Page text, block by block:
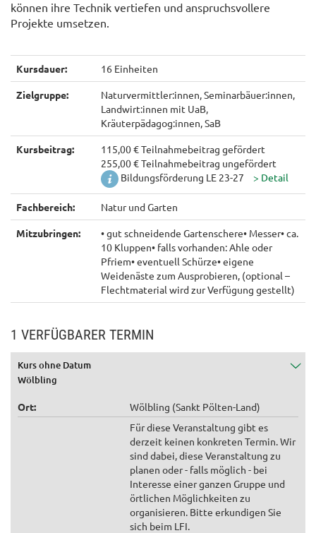
können ihre Technik vertiefen und anspruchsvollere
Projekte umsetzen.
Kursdauer: 16 Einheiten
Zielgruppe:
Naturvermittler:innen, Seminarbäuer:innen,
Landwirt:innen mit UaB,
Kräuterpädagog:innen, SaB
Kursbeitrag:
115,00 € Teilnahmebeitrag gefördert
255,00 € Teilnahmebeitrag ungefördert
Bildungsförderung LE 23-27
Fachbereich: Natur und Garten
Mitzubringen:
• gut schneidende Gartenschere• Messer• ca.
10 Kluppen• falls vorhanden: Ahle oder
Pfriem• eventuell Schürze• eigene
Weidenäste zum Ausprobieren, (optional –
Flechtmaterial wird zur Verfügung gestellt)
1 VERFÜGBARER TERMIN
Kurs ohne Datum
Wölbling
Ort:
Wölbling (Sankt Pölten-Land)
Für diese Veranstaltung gibt es
derzeit keinen konkreten Termin. Wir
sind dabei, diese Veranstaltung zu
planen oder - falls möglich - bei
Interesse einer ganzen Gruppe und
örtlichen Möglichkeiten zu
organisieren. Bitte erkundigen Sie
sich beim LFI.